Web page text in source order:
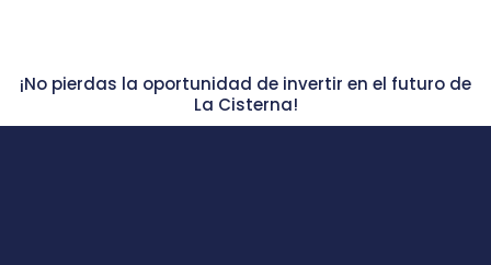
¡No pierdas la oportunidad de invertir en el futuro de
La Cisterna!